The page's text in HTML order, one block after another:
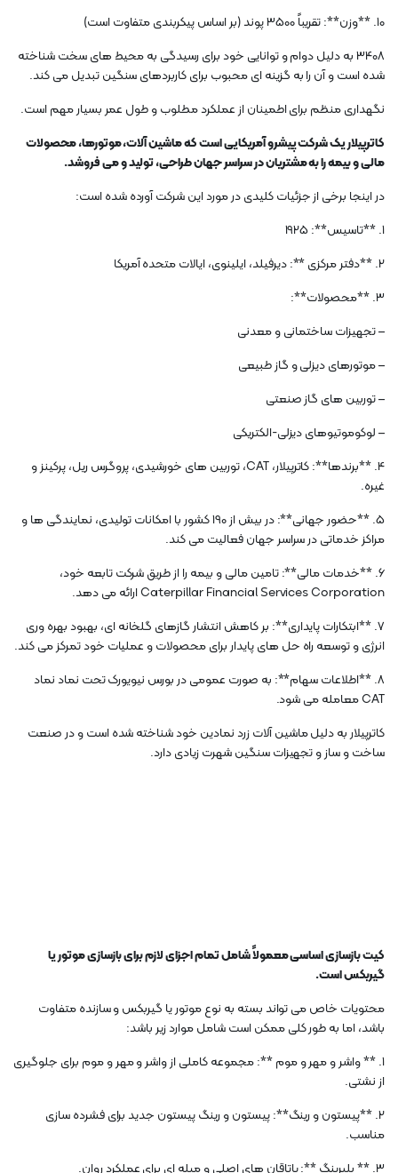
10. **وزن**: تقریباً 3500 پوند (بر اساس پیکربندی متفاوت است)
3408 به دلیل دوام و توانایی خود برای رسیدگی به محیط های سخت شناخته
شده است و آن را به گزینه ای محبوب برای کاربردهای سنگین تبدیل می کند.
نگهداری منظم برای اطمینان از عملکرد مطلوب و طول عمر بسیار مهم است.
کاترپیلار یک شرکت پیشرو آمریکایی است که ماشین آلات، موتورها، محصولات
مالی و بیمه را به مشتریان در سراسر جهان طراحی، تولید و می فروشد.
در اینجا برخی از جزئیات کلیدی در مورد این شرکت آورده شده است:
1. **تاسیس**: 1925
2. **دفتر مرکزی **: دیرفیلد، ایلینوی، ایالات متحده آمریکا
3. **محصولات**:
– تجهیزات ساختمانی و معدنی
– موتورهای دیزلی و گاز طبیعی
– توربین های گاز صنعتی
– لوکوموتیوهای دیزلی-الکتریکی
4. **برندها**: کاترپیلار، CAT، توربین های خورشیدی، پروگرس ریل، پرکینز و
غیره.
5. **حضور جهانی**: در بیش از 190 کشور با امکانات تولیدی، نمایندگی ها و
مراکز خدماتی در سراسر جهان فعالیت می کند.
6. **خدمات مالی**: تامین مالی و بیمه را از طریق شرکت تابعه خود،
Caterpillar Financial Services Corporation ارائه می دهد.
7. **ابتکارات پایداری**: بر کاهش انتشار گازهای گلخانه ای، بهبود بهره وری
انرژی و توسعه راه حل های پایدار برای محصولات و عملیات خود تمرکز می کند.
8. **اطلاعات سهام**: به صورت عمومی در بورس نیویورک تحت نماد نماد
CAT معامله می شود.
کاترپیلار به دلیل ماشین آلات زرد نمادین خود شناخته شده است و در صنعت
ساخت و ساز و تجهیزات سنگین شهرت زیادی دارد.
کیت بازسازی اساسی معمولاً شامل تمام اجزای لازم برای بازسازی موتور یا
گیربکس است.
محتویات خاص می تواند بسته به نوع موتور یا گیربکس و سازنده متفاوت
باشد، اما به طور کلی ممکن است شامل موارد زیر باشد:
1. ** واشر و مهر و موم **: مجموعه کاملی از واشر و مهر و موم برای جلوگیری
از نشتی.
2. **پیستون و رینگ**: پیستون و رینگ پیستون جدید برای فشرده سازی
مناسب.